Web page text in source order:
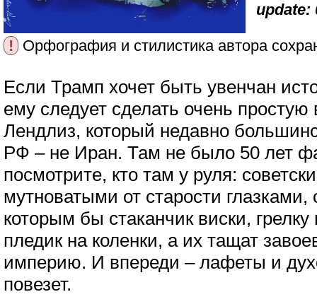
update:
! Орфография и стилистика автора
Если Трамп хочет быть увенчан
ему следует сделать очень
Лендлиз, который недавно
РФ – не Иран. Там не было 50 лет
посмотрите, кто там у руля:
мутноватыми от старости
которым бы стаканчик виски,
пледик на коленки, а их тащат
империю. И впереди – лафеты и
повезет.